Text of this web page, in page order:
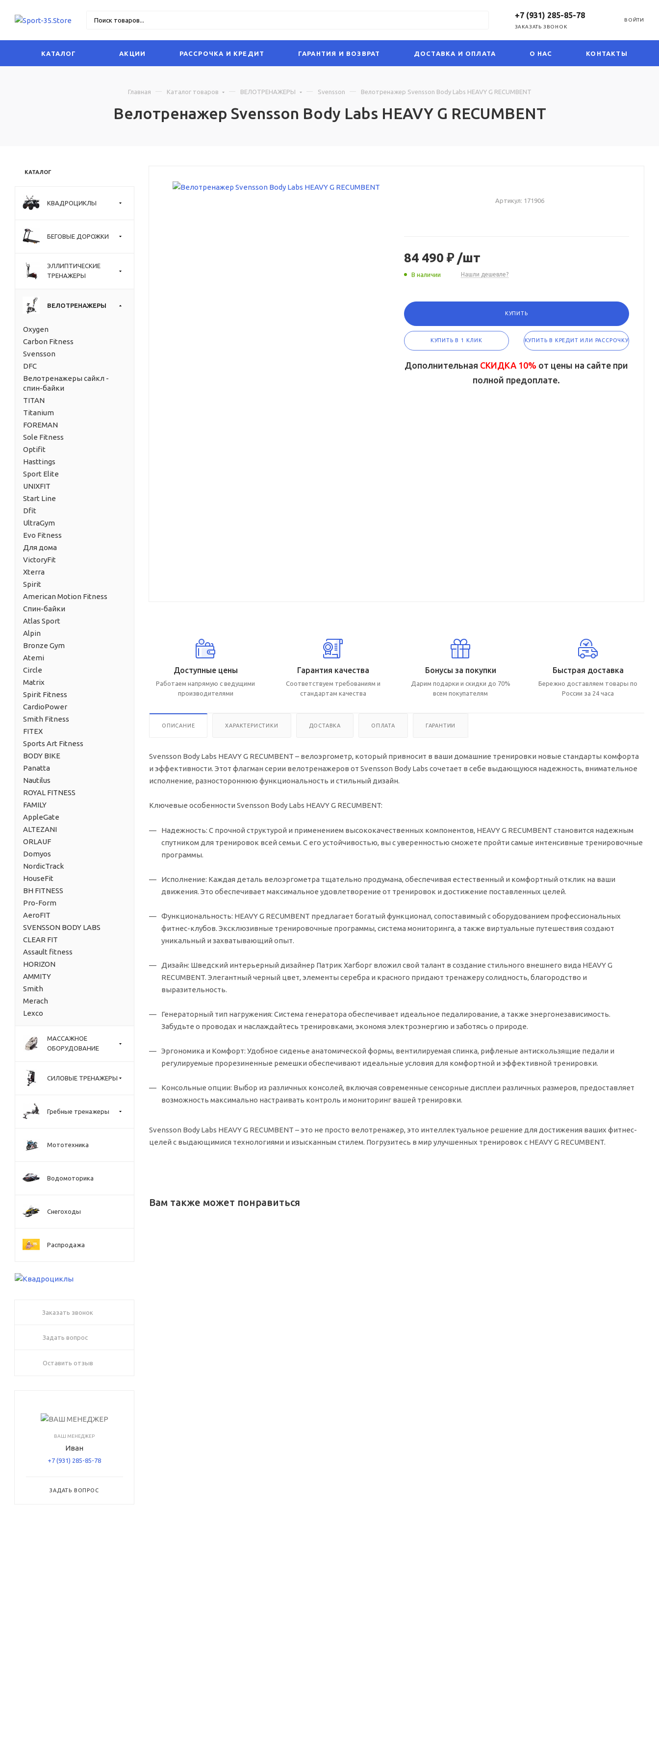
+7 (931) 285-85-78
ЗАКАЗАТЬ ЗВОНОК
ВОЙТИ
КАТАЛОГ АКЦИИ РАССРОЧКА И КРЕДИТ ГАРАНТИЯ И ВОЗВРАТ ДОСТАВКА И ОПЛАТА О НАС КОНТАКТЫ
Велотренажер Svensson Body Labs HEAVY G RECUMBENT
Главная Каталог товаров ВЕЛОТРЕНАЖЕРЫ Svensson Велотренажер Svensson Body Labs HEAVY G RECUMBENT
КАТАЛОГ
КВАДРОЦИКЛЫ
БЕГОВЫЕ ДОРОЖКИ
ЭЛЛИПТИЧЕСКИЕ
ТРЕНАЖЕРЫ
ВЕЛОТРЕНАЖЕРЫ
Oxygen
Carbon Fitness
Svensson
DFC
Велотренажеры сайкл -
спин-байки
TITAN
Titanium
FOREMAN
Sole Fitness
Optifit
Hasttings
Sport Elite
UNIXFIT
Start Line
Dfit
UltraGym
Evo Fitness
Для дома
VictoryFit
Xterra
Spirit
American Motion Fitness
Спин-байки
Atlas Sport
Alpin
Bronze Gym
Atemi
Circle
Matrix
Spirit Fitness
CardioPower
Smith Fitness
FITEX
Sports Art Fitness
BODY BIKE
Panatta
Nautilus
ROYAL FITNESS
FAMILY
AppleGate
ALTEZANI
ORLAUF
Domyos
NordicTrack
HouseFit
BH FITNESS
Pro-Form
AeroFIT
SVENSSON BODY LABS
CLEAR FIT
Assault fitness
HORIZON
AMMITY
Smith
Merach
Lexco
МАССАЖНОЕ
ОБОРУДОВАНИЕ
СИЛОВЫЕ ТРЕНАЖЕРЫ
Гребные тренажеры
Мототехника
Водомоторика
Снегоходы
Распродажа
Заказать звонок
Задать вопрос
Оставить отзыв
ВАШ МЕНЕДЖЕР
Иван
+7 (931) 285-85-78
ЗАДАТЬ ВОПРОС
Артикул: 171906
84 490 ₽/шт
В наличии Нашли дешевле?
КУПИТЬ
КУПИТЬ В 1 КЛИК КУПИТЬ В КРЕДИТ ИЛИ РАССРОЧКУ
Дополнительная СКИДКА 10% от цены на сайте при
полной предоплате.
Доступные цены
Работаем напрямую с ведущими
производителями
Гарантия качества
Соответствуем требованиям и
стандартам качества
Бонусы за покупки
Дарим подарки и скидки до 70%
всем покупателям
Быстрая доставка
Бережно доставляем товары по
России за 24 часа
ОПИСАНИЕ ХАРАКТЕРИСТИКИ ДОСТАВКА ОПЛАТА ГАРАНТИИ
Svensson Body Labs HEAVY G RECUMBENT – велоэргометр, который привносит в ваши домашние тренировки новые стандарты комфорта
и эффективности. Этот флагман серии велотренажеров от Svensson Body Labs сочетает в себе выдающуюся надежность, внимательное
исполнение, разностороннюю функциональность и стильный дизайн.
Ключевые особенности Svensson Body Labs HEAVY G RECUMBENT:
Надежность: С прочной структурой и применением высококачественных компонентов, HEAVY G RECUMBENT становится надежным
спутником для тренировок всей семьи. С его устойчивостью, вы с уверенностью сможете пройти самые интенсивные тренировочные
программы.
Исполнение: Каждая деталь велоэргометра тщательно продумана, обеспечивая естественный и комфортный отклик на ваши
движения. Это обеспечивает максимальное удовлетворение от тренировок и достижение поставленных целей.
Функциональность: HEAVY G RECUMBENT предлагает богатый функционал, сопоставимый с оборудованием профессиональных
фитнес-клубов. Эксклюзивные тренировочные программы, система мониторинга, а также виртуальные путешествия создают
уникальный и захватывающий опыт.
Дизайн: Шведский интерьерный дизайнер Патрик Хагборг вложил свой талант в создание стильного внешнего вида HEAVY G
RECUMBENT. Элегантный черный цвет, элементы серебра и красного придают тренажеру солидность, благородство и
выразительность.
Генераторный тип нагружения: Система генератора обеспечивает идеальное педалирование, а также энергонезависимость.
Забудьте о проводах и наслаждайтесь тренировками, экономя электроэнергию и заботясь о природе.
Эргономика и Комфорт: Удобное сиденье анатомической формы, вентилируемая спинка, рифленые антискользящие педали и
регулируемые прорезиненные ремешки обеспечивают идеальные условия для комфортной и эффективной тренировки.
Консольные опции: Выбор из различных консолей, включая современные сенсорные дисплеи различных размеров, предоставляет
возможность максимально настраивать контроль и мониторинг вашей тренировки.
Svensson Body Labs HEAVY G RECUMBENT – это не просто велотренажер, это интеллектуальное решение для достижения ваших фитнес-
целей с выдающимися технологиями и изысканным стилем. Погрузитесь в мир улучшенных тренировок с HEAVY G RECUMBENT.
Вам также может понравиться